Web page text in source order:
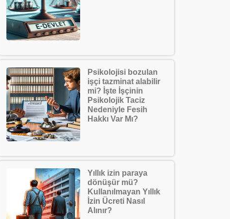
Psikolojisi bozulan
işçi tazminat alabilir
mi? İşte İşçinin
Psikolojik Taciz
Nedeniyle Fesih
Hakkı Var Mı?
Yıllık izin paraya
dönüşür mü?
Kullanılmayan Yıllık
İzin Ücreti Nasıl
Alınır?